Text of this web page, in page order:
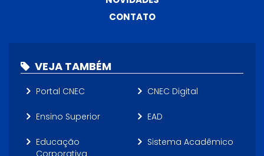
CONTATO
VEJA TAMBÉM
Portal CNEC CNEC Digital
Ensino Superior EAD
Educação
Sistema Acadêmico